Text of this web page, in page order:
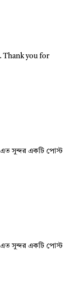
Thank you for
এত সুন্দর একটি পোস্ট
এত সুন্দর একটি পোস্ট